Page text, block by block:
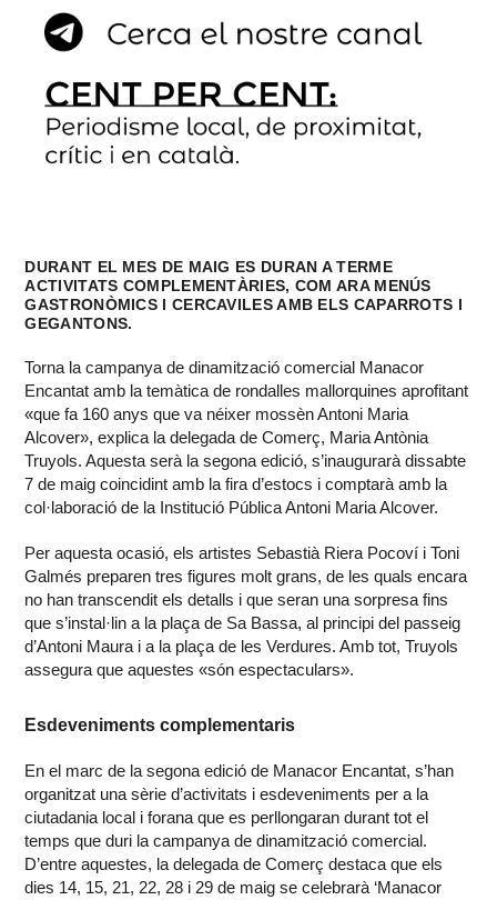
DURANT EL MES DE MAIG ES DURAN A TERME
ACTIVITATS COMPLEMENTÀRIES, COM ARA MENÚS
GASTRONÒMICS I CERCAVILES AMB ELS CAPARROTS I
GEGANTONS.
Torna la campanya de dinamització comercial Manacor
Encantat amb la temàtica de rondalles mallorquines aprofitant
«que fa 160 anys que va néixer mossèn Antoni Maria
Alcover», explica la delegada de Comerç, Maria Antònia
Truyols. Aquesta serà la segona edició, s’inaugurarà dissabte
7 de maig coincidint amb la fira d’estocs i comptarà amb la
col·laboració de la Institució Pública Antoni Maria Alcover.
Per aquesta ocasió, els artistes Sebastià Riera Pocoví i Toni
Galmés preparen tres figures molt grans, de les quals encara
no han transcendit els detalls i que seran una sorpresa fins
que s’instal·lin a la plaça de Sa Bassa, al principi del passeig
d’Antoni Maura i a la plaça de les Verdures. Amb tot, Truyols
assegura que aquestes «són espectaculars».
Esdeveniments complementaris
En el marc de la segona edició de Manacor Encantat, s’han
organitzat una sèrie d’activitats i esdeveniments per a la
ciutadania local i forana que es perllongaran durant tot el
temps que duri la campanya de dinamització comercial.
D’entre aquestes, la delegada de Comerç destaca que els
dies 14, 15, 21, 22, 28 i 29 de maig se celebrarà ‘Manacor